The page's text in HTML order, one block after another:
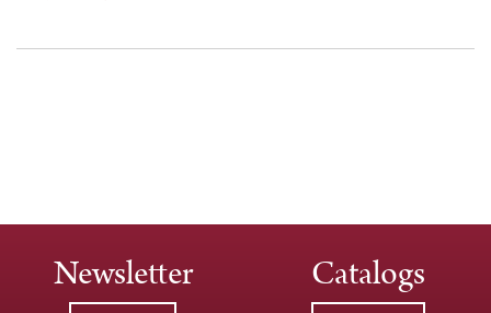
Newsletter Catalogs